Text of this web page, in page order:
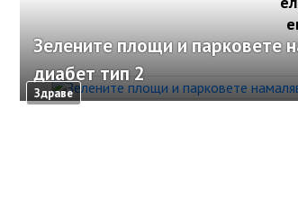
Здраве
Зелените площи и парковете
диабет тип 2